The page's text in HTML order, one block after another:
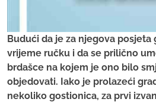
Budući da je za njegova
vrijeme ručku i da se prilično
brdašce na kojem je ono bilo
objedovati. Iako je prolazeći
nekoliko gostionica, za prvi